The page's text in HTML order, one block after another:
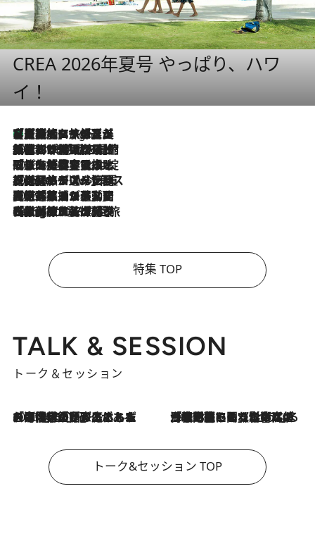
CREA 2026年夏号 やっぱり、ハワ
イ！
4 Hours Ago
【厳選旅コスメ】「多機能アイテムがメイン！」旅好き美容エディターが選んだ夏旅ベストコスメを発表【Mサイズジップ】
2026.8.6
「荷物が増えるほど旅ストレスは増す」美容ジャーナリストがたどり着いた最終結論。“化粧品を劇的に減らす”感動の凝縮美容とは
2026.8.6
「旅先には金髪ウィッグを持参」日本と同じメイクでは損してる!? 美容ジャーナリストが提案する“掟破りの旅美容”とは
2026.8.6
【厳選旅コスメ】「身軽さ＆UV対策重視！」ヘアアーティストshucoが選んだ夏旅ベストコスメを発表【Mサイズジップ】
2026.8.5
【厳選旅コスメ】国内をあちこち移動する河井菜摘が選んだ夏旅ベストコスメ発表！「リラックスアイテムはマスト」【Mサイズジップ】
2026.8.4
【厳選旅コスメ】「紫外線＆乾燥対策しながらメイク感も！」ヘア＆メイクGeorgeが選んだ夏旅ベストコスメを発表！【Mサイズジップ】
特集 TOP
TALK & SESSION
トーク＆セッション
2026.8.3
「今後値上げがあるとすれば…」「リスクがあるのは今年の冬」エネルギー専門家が語る、ホルムズ海峡封鎖が家庭にもたらす“ある心配” 2026.8.3
「住宅建てられない…」「サーチャージ料の高値が続いている」ホルムズ海峡封鎖による影響はいつまで続く？《エネルギー専門家に聞く“どうなる日本の暮らし”》
トーク&セッション TOP